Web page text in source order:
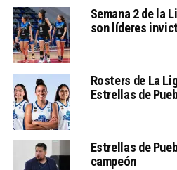
Semana 2 de la
son líderes
Rosters de La
Estrellas de
Estrellas de
campeón